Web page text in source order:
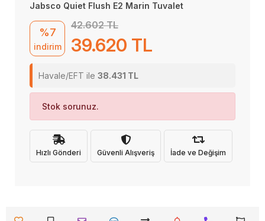
Jabsco Quiet Flush E2 Marin Tuvalet
%7
indirim
42.602 TL
39.620 TL
Havale/EFT ile 38.431 TL
Stok sorunuz.
Hızlı Gönderi Güvenli Alışveriş İade ve Değişim